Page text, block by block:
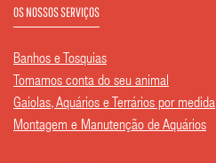
OS NOSSOS SERVIÇOS
Banhos e Tosquias
Tomamos conta do seu animal
Gaiolas, Aquários e Terrários por medida
Montagem e Manutenção de Aquários